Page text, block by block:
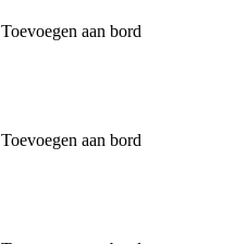
Toevoegen aan bord
Toevoegen aan bord